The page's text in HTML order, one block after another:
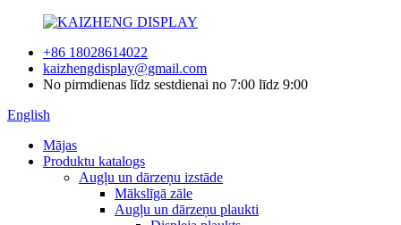
+86 18028614022
kaizhengdisplay@gmail.com
No pirmdienas līdz sestdienai no 7:00 līdz 9:00
English
Mājas
Produktu katalogs
Augļu un dārzeņu izstāde
Mākslīgā zāle
Augļu un dārzeņu plaukti